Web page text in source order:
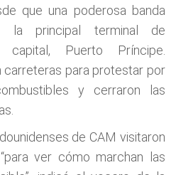
que una poderosa banda
principal terminal de
Puerto Príncipe.
carreteras para protestar por
y cerraron las
de CAM visitaron
ver cómo marchan las